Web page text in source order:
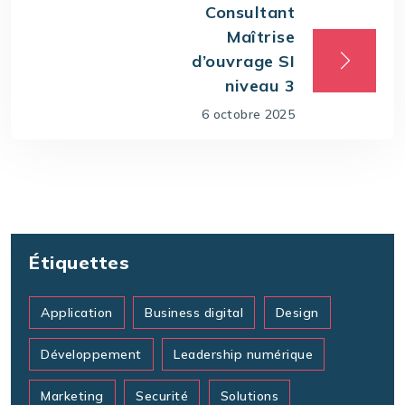
Consultant
Maîtrise
d’ouvrage SI
niveau 3
6 octobre 2025
Étiquettes
Application Business digital Design
Développement Leadership numérique
Marketing Securité Solutions